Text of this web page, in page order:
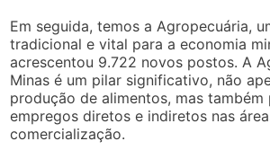
Em seguida, temos a Agropecuária,
tradicional e vital para a economia
acrescentou 9.722 novos postos. A
Minas é um pilar significativo, não
produção de alimentos, mas também
empregos diretos e indiretos nas
comercialização.